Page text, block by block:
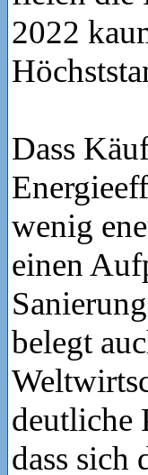
2022
Dass
wenig
einen
belegt
deutliche
dass